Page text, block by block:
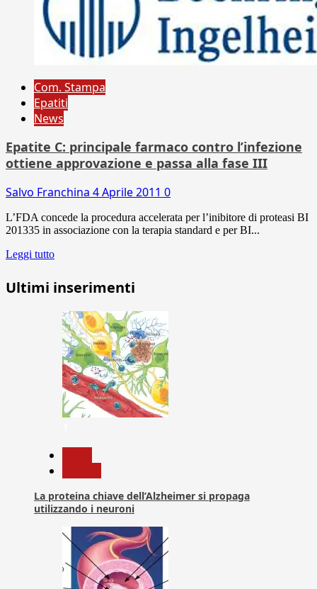
Com. Stampa
Epatiti
News
Epatite C: principale farmaco contro l’infezione
ottiene approvazione e passa alla fase III
Salvo Franchina 4 Aprile 2011 0
L’FDA concede la procedura accelerata per l’inibitore di proteasi BI
201335 in associazione con la terapia standard e per BI...
Leggi tutto
Ultimi inserimenti
La proteina chiave dell’Alzheimer si propaga
utilizzando i neuroni